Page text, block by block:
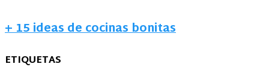
+ 15 ideas de cocinas bonitas
ETIQUETAS